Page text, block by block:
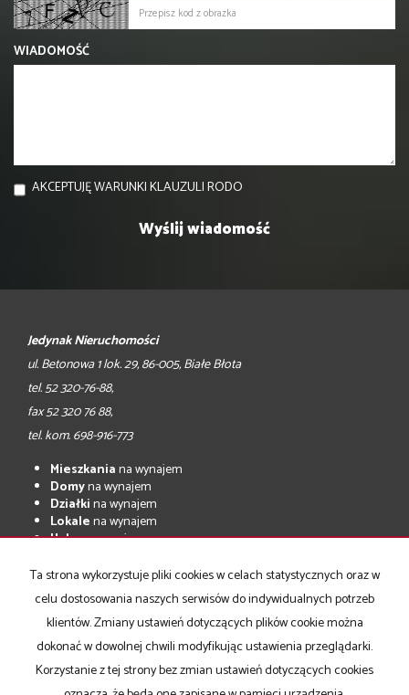
WIADOMOŚĆ
AKCEPTUJĘ WARUNKI KLAUZULI RODO
Jedynak Nieruchomości
ul. Betonowa 1 lok. 29, 86-005, Białe Błota
tel. 52 320-76-88,
fax 52 320 76 88,
tel. kom. 698-916-773
Mieszkaniana wynajem
Domyna wynajem
Działkina wynajem
Lokalena wynajem
Halena wynajem
Mieszkania
na sprzedaż
Domyna sprzedaż
Działkina sprzedaż
Lokalena sprzedaż
Halena sprzedaż
Obiektyna sprzedaż
Ta strona wykorzystuje pliki cookies w celach statystycznych oraz w
celu dostosowania naszych serwisów do indywidualnych potrzeb
klientów. Zmiany ustawień dotyczących plików cookie można
dokonać w dowolnej chwili modyfikując ustawienia przeglądarki.
Korzystanie z tej strony bez zmian ustawień dotyczących cookies